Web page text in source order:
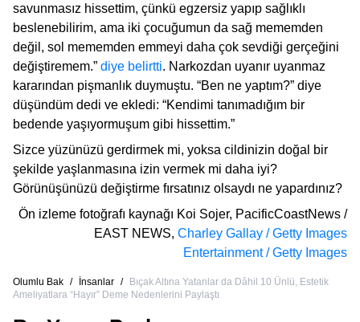
savunmasız hissettim, çünkü egzersiz yapıp sağlıklı
beslenebilirim, ama iki çocuğumun da sağ mememden
değil, sol mememden emmeyi daha çok sevdiği gerçeğini
değiştiremem.” diye belirtti. Narkozdan uyanır uyanmaz
kararından pişmanlık duymuştu. “Ben ne yaptım?” diye
düşündüm dedi ve ekledi: “Kendimi tanımadığım bir
bedende yaşıyormuşum gibi hissettim.”
Sizce yüzünüzü gerdirmek mi, yoksa cildinizin doğal bir
şekilde yaşlanmasına izin vermek mi daha iyi?
Görünüşünüzü değiştirme fırsatınız olsaydı ne yapardınız?
Ön izleme fotoğrafı kaynağı Koi Sojer, PacificCoastNews /
EAST NEWS, Charley Gallay / Getty Images
Entertainment / Getty Images
Olumlu Bak / İnsanlar /
Bıçak Altına Yatanlar da Dâhil 10 Ünlü, Estetik
Ameliyatlara “Hayır” Deme Nedenlerini Paylaştı